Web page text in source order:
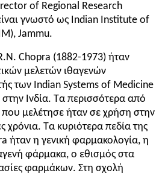
of Regional Research
γνωστό ως Indian Institute of
Jammu.
Chopra (1882-1973) ήταν
μελετών ιθαγενών
των Indian Systems of Medicine
Ινδία. Τα περισσότερα από
μελέτησε ήταν σε χρήση στην
χρόνια. Τα κυριότερα πεδία της
ήταν η γενική φαρμακολογία, η
φάρμακα, ο εθισμός στα
φαρμάκων. Στη σχολή